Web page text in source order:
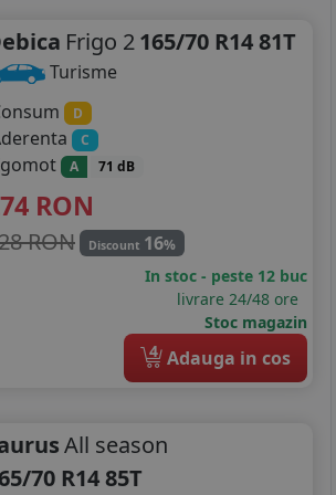
Frigo 2165/70 R14 81T
Turisme
D
C
A 71 dB
RON
RON Discount 16%
In stoc - peste 12 buc
livrare 24/48 ore
Stoc magazin
4 Adauga in cos
All season
70 R14 85T